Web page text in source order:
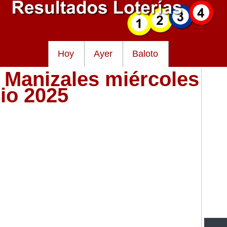
Hoy Ayer Baloto
miércoles
2025